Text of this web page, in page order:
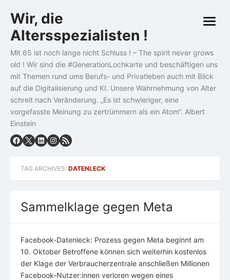
to
content
Wir, die
Altersspezialisten !
Mit 65 ist noch lange nicht Schluss ! – The spirit never grows
old ! Wir sind die #GenerationLochkarte und beschäftigen uns
mit Themen rund ums Berufs- und Privatleben auch mit Blick
auf die Digitalisierung und KI. Unsere Wahrnehmung von Alter
schreit nach Veränderung. „Es ist schwieriger, eine
vorgefasste Meinung zu zertrümmern als ein Atom“. Albert
Einstein
open
TAG ARCHIVES: DATENLECK
Sammelklage gegen Meta
Facebook-Datenleck: Prozess gegen Meta beginnt am
10. Oktober Betroffene können sich weiterhin kostenlos
der Klage der Verbraucherzentrale anschließen Millionen
Facebook-Nutzer:innen verloren wegen eines